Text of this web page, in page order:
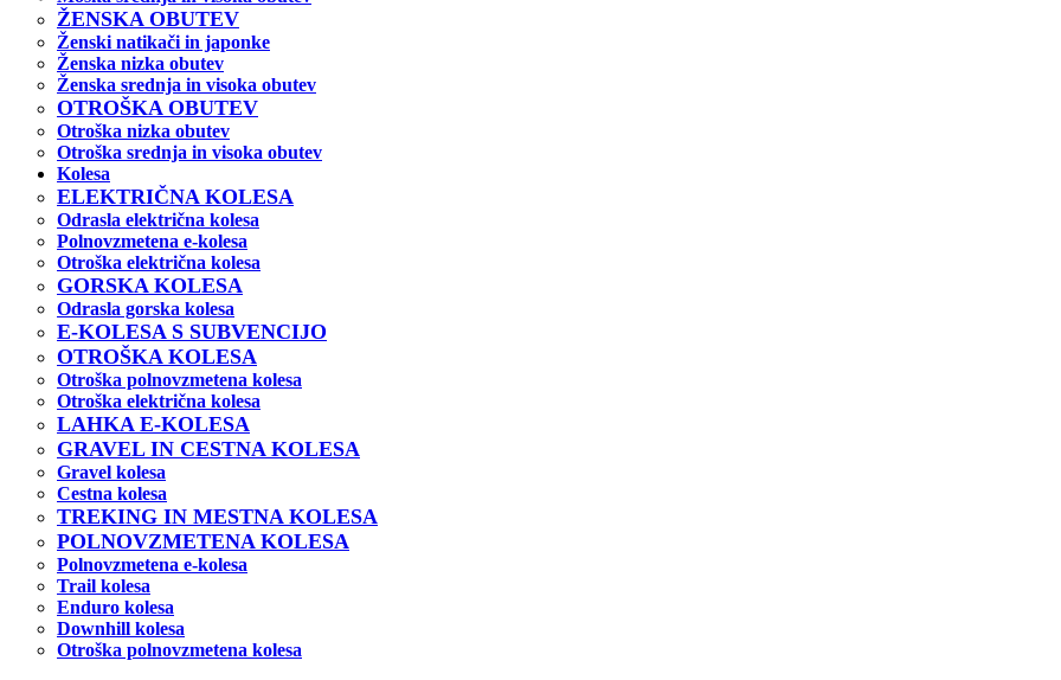
ŽENSKA OBUTEV
Ženski natikači in japonke
Ženska nizka obutev
Ženska srednja in visoka obutev
OTROŠKA OBUTEV
Otroška nizka obutev
Otroška srednja in visoka obutev
Kolesa
ELEKTRIČNA KOLESA
Odrasla električna kolesa
Polnovzmetena e-kolesa
Otroška električna kolesa
GORSKA KOLESA
Odrasla gorska kolesa
E-KOLESA S SUBVENCIJO
OTROŠKA KOLESA
Otroška polnovzmetena kolesa
Otroška električna kolesa
LAHKA E-KOLESA
GRAVEL IN CESTNA KOLESA
Gravel kolesa
Cestna kolesa
TREKING IN MESTNA KOLESA
POLNOVZMETENA KOLESA
Polnovzmetena e-kolesa
Trail kolesa
Enduro kolesa
Downhill kolesa
Otroška polnovzmetena kolesa